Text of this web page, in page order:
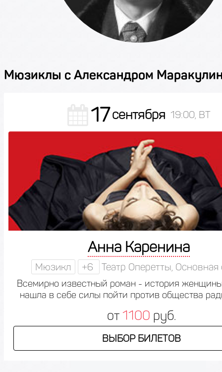
Мюзиклы с Александром
17 сентября 19:00, ВТ
Анна Каренина
Мюзикл +6 Театр Оперетты, Основная
Всемирно известный роман - история
нашла в себе силы пойти против общества
от 1100 руб.
ВЫБОР БИЛЕТОВ